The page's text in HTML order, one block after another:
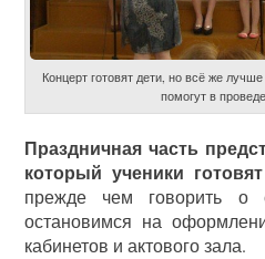
Концерт готовят дети, но всё же
помогут в
Праздничная часть
который ученики
прежде чем говорить о
остановимся на
кабинетов и актового зала.